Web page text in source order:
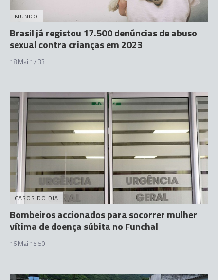
MUNDO
Brasil já registou 17.500 denúncias de abuso
sexual contra crianças em 2023
18 Mai 17:33
CASOS DO DIA
Bombeiros accionados para socorrer mulher
vítima de doença súbita no Funchal
16 Mai 15:50